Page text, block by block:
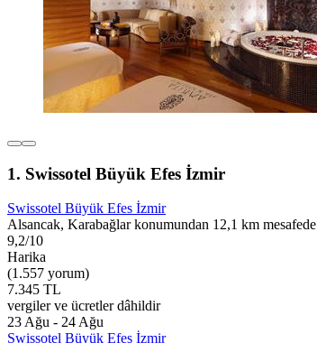
1. Swissotel Büyük Efes İzmir
Swissotel Büyük Efes İzmir
Alsancak, Karabağlar konumundan 12,1 km mesafede
9,2/10
Harika
(1.557 yorum)
7.345 TL
vergiler ve ücretler dâhildir
23 Ağu - 24 Ağu
Swissotel Büyük Efes İzmir